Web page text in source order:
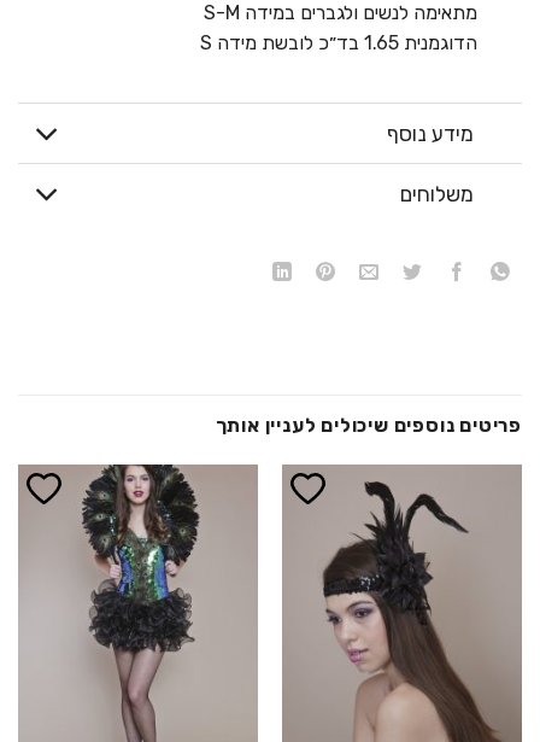
מתאימה לנשים ולגברים במידה S-M
הדוגמנית 1.65 בד״כ לובשת מידה S
מידע נוסף
משלוחים
פריטים נוספים שיכולים לעניין אותך
WISHLIST
הוסף ל
WISHLIST